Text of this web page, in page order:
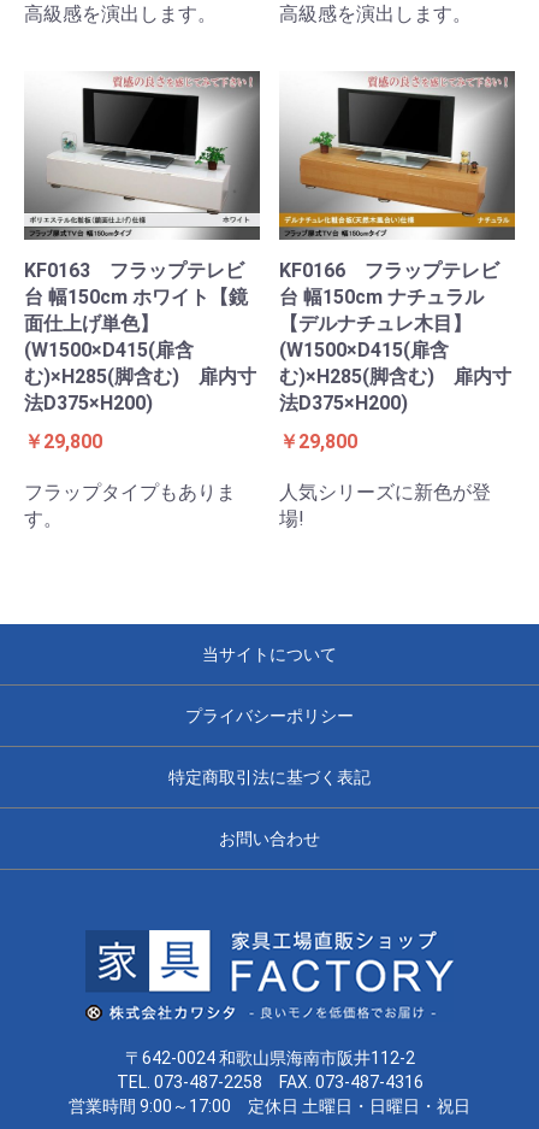
高級感を演出します。
高級感を演出します。
KF0163 フラップテレビ
台 幅150cm ホワイト【鏡
面仕上げ単色】
(W1500×D415(扉含
む)×H285(脚含む) 扉内寸
法D375×H200)
￥29,800
フラップタイプもありま
す。
KF0166 フラップテレビ
台 幅150cm ナチュラル
【デルナチュレ木目】
(W1500×D415(扉含
む)×H285(脚含む) 扉内寸
法D375×H200)
￥29,800
人気シリーズに新色が登
場!
当サイトについて
プライバシーポリシー
特定商取引法に基づく表記
お問い合わせ
〒642-0024 和歌山県海南市阪井112-2
TEL. 073-487-2258 FAX. 073-487-4316
営業時間 9:00～17:00 定休日 土曜日・日曜日・祝日